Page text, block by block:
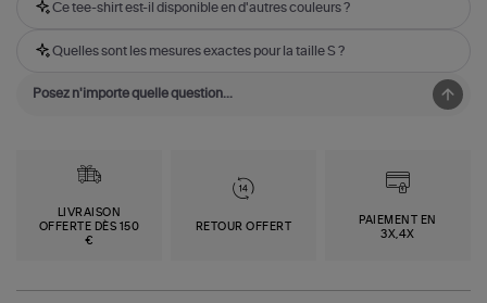
Ce tee-shirt est-il disponible en d'autres couleurs ?
Quelles sont les mesures exactes pour la taille S ?
LIVRAISON
OFFERTE DÈS 150
€
RETOUR OFFERT
PAIEMENT EN
3X,4X